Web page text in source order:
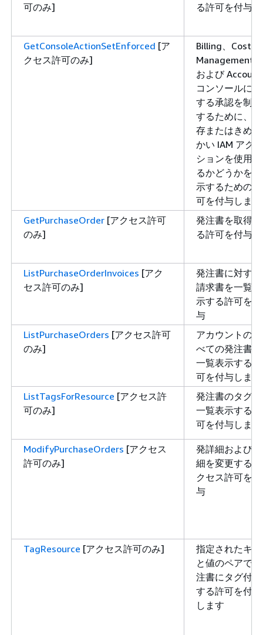
可のみ]
る許可を付与
GetConsoleActionSetEnforced [ア
クセス許可のみ]
Billing、Cost
Management、
および Account
コンソールに対
する承認を制御
するために、既
存またはきめ細
かい IAM アク
ションを使用す
るかどうかを表
示するための許
可を付与します
GetPurchaseOrder [アクセス許可
のみ]
発注書を取得す
る許可を付与
ListPurchaseOrderInvoices [アク
セス許可のみ]
発注書に対する
請求書を一覧表
示する許可を付
与
ListPurchaseOrders [アクセス許可
のみ]
アカウントのす
べての発注書を
一覧表示する許
可を付与します
ListTagsForResource [アクセス許
可のみ]
発注書のタグを
一覧表示する許
可を付与します
ModifyPurchaseOrders [アクセス
許可のみ]
発詳細および詳
細を変更するア
クセス許可を付
与
TagResource [アクセス許可のみ]
指定されたキー
と値のペアで発
注書にタグ付け
する許可を付与
します